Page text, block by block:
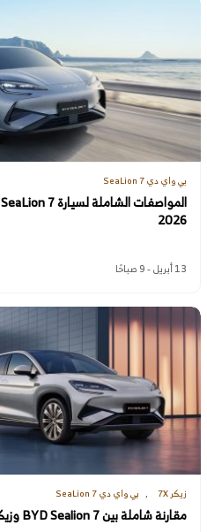
بي واي دي SeaLion 7
2026
13 أبريل - 9 صباحًا
زيكر 7X بي واي دي SeaLion 7
مقارنة شاملة بين BYD Sealion 7 وزيكر 7X الجديدة كليًا بالسعودية